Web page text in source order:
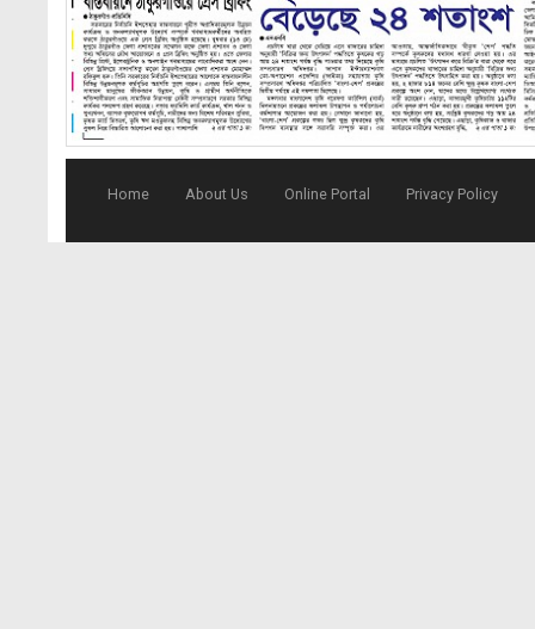
Home About Us Online Portal Privacy Policy